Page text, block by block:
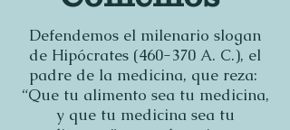
Defendemos el milenario slogan
de Hipócrates (460-370 A. C.), el
padre de la medicina, que reza:
“Que tu alimento sea tu medicina,
y que tu medicina sea tu